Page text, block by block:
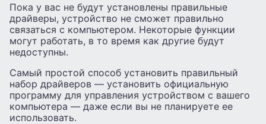
Пока у вас не будут установлены правильные
драйверы, устройство не сможет правильно
связаться с компьютером. Некоторые функции
могут работать, в то время как другие будут
недоступны.
Самый простой способ установить правильный
набор драйверов — установить официальную
программу для управления устройством с вашего
компьютера — даже если вы не планируете ее
использовать.